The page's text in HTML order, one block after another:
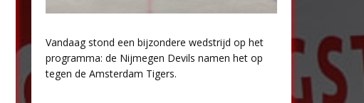
Vandaag stond een bijzondere wedstrijd op het
programma: de Nijmegen Devils namen het op
tegen de Amsterdam Tigers.